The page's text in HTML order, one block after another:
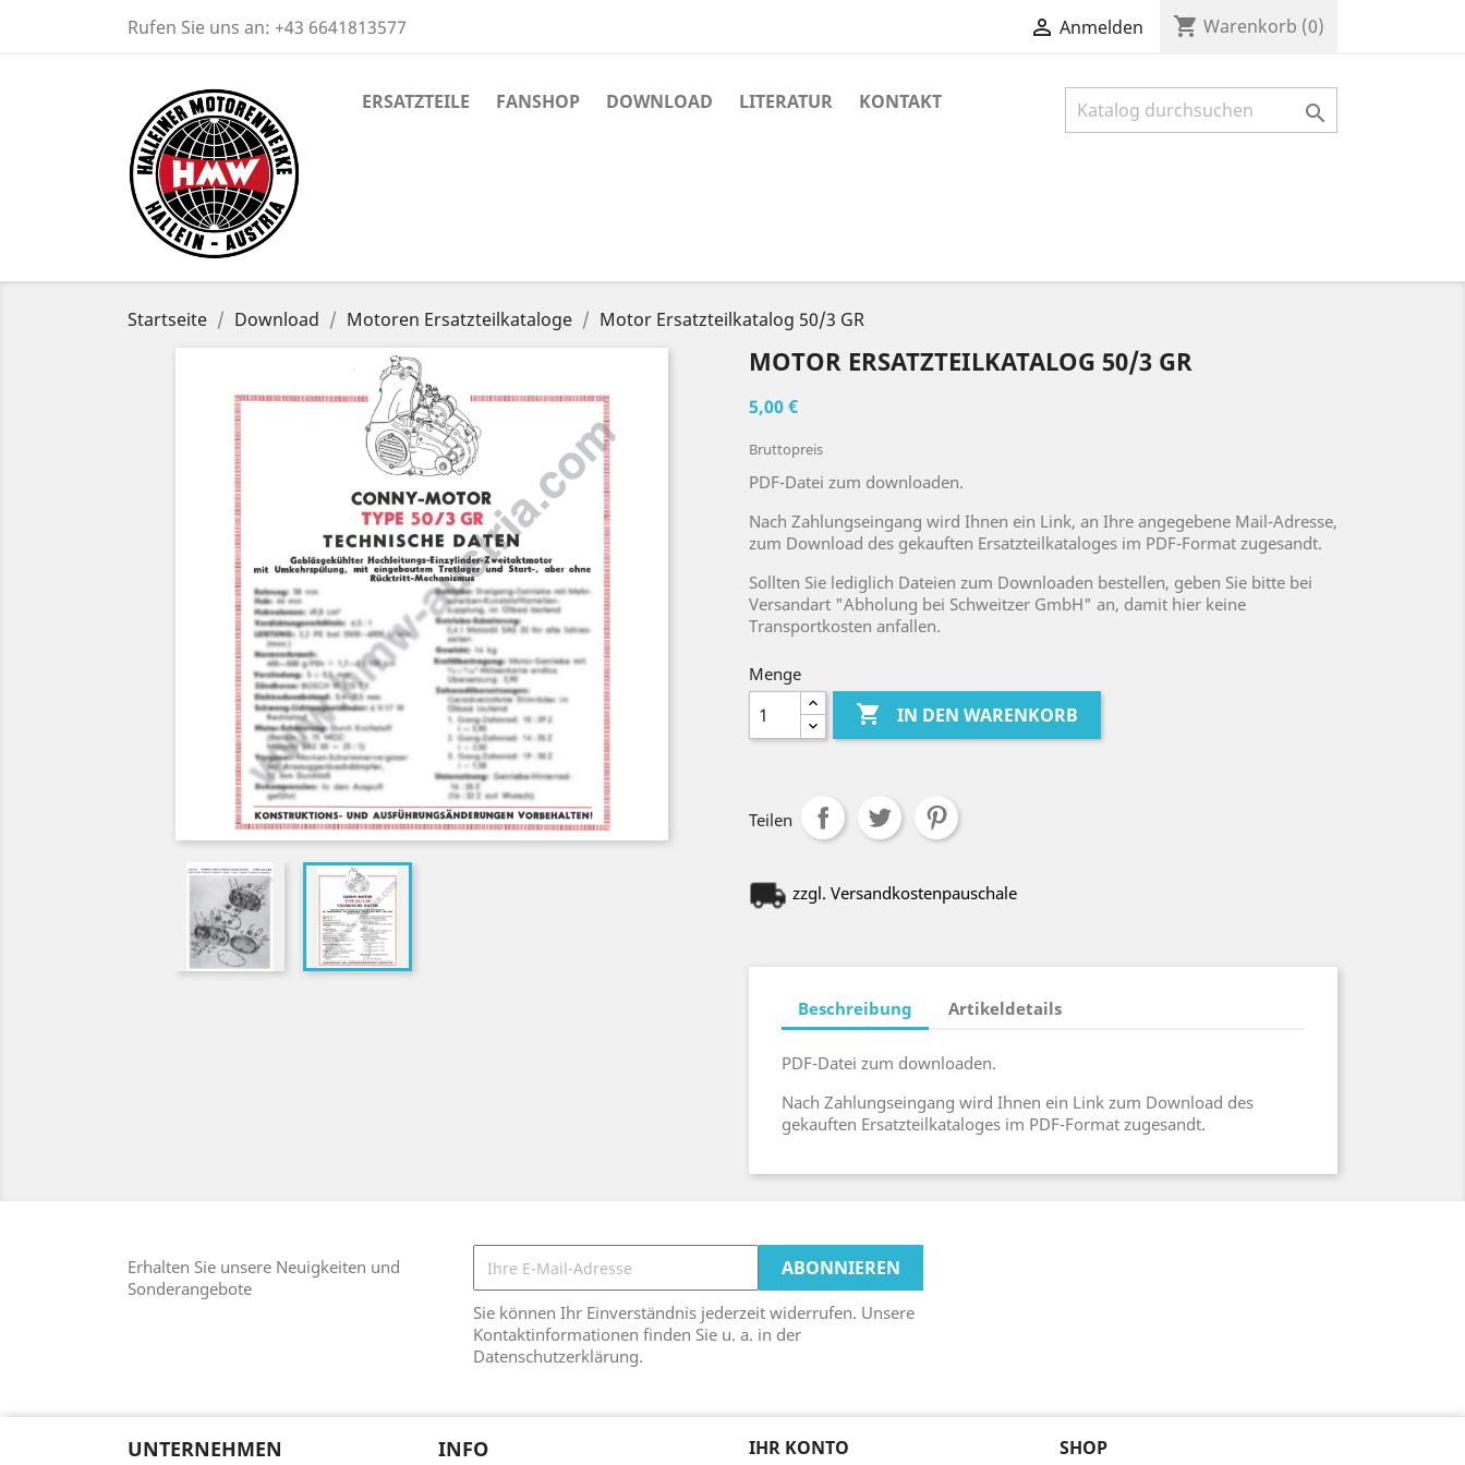
Rufen Sie uns an: +43 6641813577  Anmelden shopping_cart Warenkorb (0)
ERSATZTEILE FANSHOP DOWNLOAD LITERATUR KONTAKT 
Startseite Download Motoren Ersatzteilkataloge Motor Ersatzteilkatalog 50/3 GR
MOTOR ERSATZTEILKATALOG 50/3 GR
5,00 €
Bruttopreis
PDF-Datei zum downloaden.
Nach Zahlungseingang wird Ihnen ein Link, an Ihre angegebene Mail-Adresse,
zum Download des gekauften Ersatzteilkataloges im PDF-Format zugesandt.
Sollten Sie lediglich Dateien zum Downloaden bestellen, geben Sie bitte bei
Versandart "Abholung bei Schweitzer GmbH" an, damit hier keine
Transportkosten anfallen.
Menge
 IN DEN WARENKORB
Teilen
zzgl. Versandkostenpauschale
Beschreibung Artikeldetails
PDF-Datei zum downloaden.
Nach Zahlungseingang wird Ihnen ein Link zum Download des
gekauften Ersatzteilkataloges im PDF-Format zugesandt.
Erhalten Sie unsere Neuigkeiten und
Sonderangebote
Sie können Ihr Einverständnis jederzeit widerrufen. Unsere
Kontaktinformationen finden Sie u. a. in der
Datenschutzerklärung.
UNTERNEHMEN INFO IHR KONTO SHOP